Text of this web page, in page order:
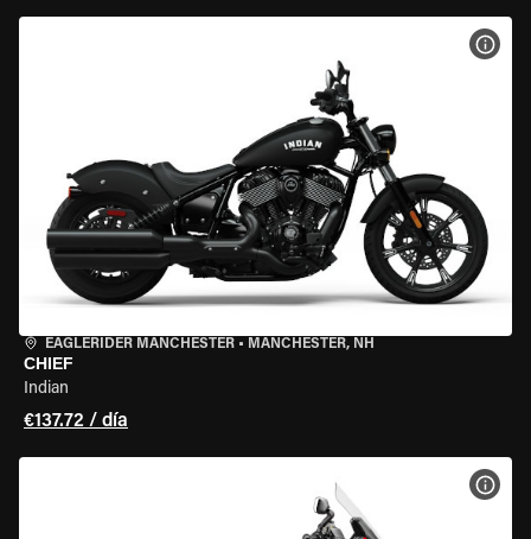
EAGLERIDER MANCHESTER • MANCHESTER, NH
CHIEF
Indian
€137.72 / día
VER
VER